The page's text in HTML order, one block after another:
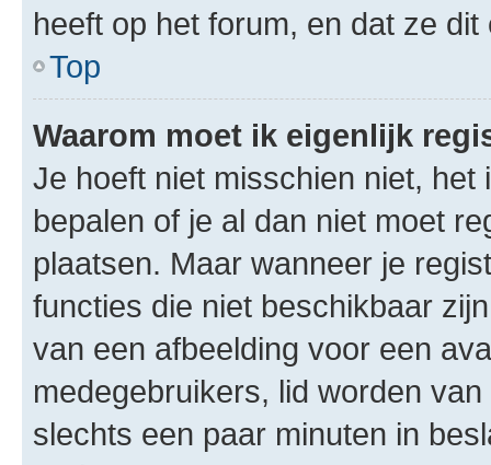
heeft op het forum, en dat ze
Top
Waarom moet ik eigenlijk
Je hoeft niet misschien niet,
bepalen of je al dan niet moet
plaatsen. Maar wanneer je
functies die niet beschikbaar
van een afbeelding voor een
medegebruikers, lid worden
slechts een paar minuten in